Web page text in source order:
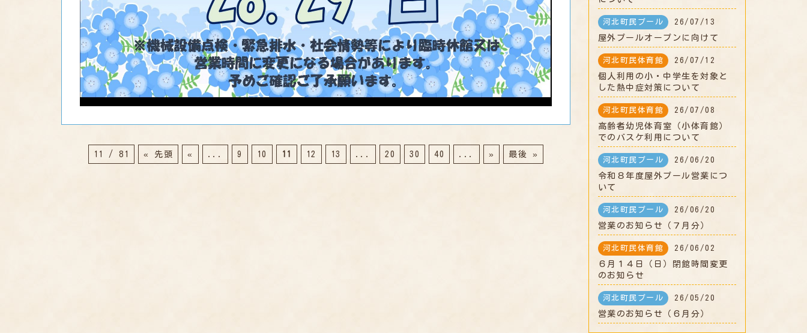
11 / 81 « 先頭 « ... 9 10 11 12 13 ... 20 30 40 ... » 最後 »
河北町民プール 26/07/13
屋外プールオープンに向けて
河北町民体育館 26/07/12
個人利用の小・中学生を対象と
した熱中症対策について
河北町民体育館 26/07/08
高齢者幼児体育室（小体育館）
でのバスケ利用について
河北町民プール 26/06/20
令和８年度屋外プール営業につ
いて
河北町民プール 26/06/20
営業のお知らせ（７月分）
河北町民体育館 26/06/02
６月１４日（日）閉館時間変更
のお知らせ
河北町民プール 26/05/20
営業のお知らせ（６月分）